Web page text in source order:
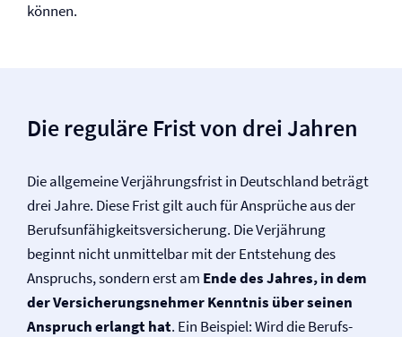
können.
Die reguläre Frist von drei Jahren
Die allgemeine Verjährungsfrist in Deutschland beträgt
drei Jahre. Diese Frist gilt auch für Ansprüche aus der
Berufs­unfähigkeits­versicherung. Die Verjährung
beginnt nicht unmittelbar mit der Entstehung des
Anspruchs, sondern erst am Ende des Jahres, in dem
der Versicherungsnehmer Kenntnis über seinen
Anspruch erlangt hat. Ein Beispiel: Wird die Berufs­